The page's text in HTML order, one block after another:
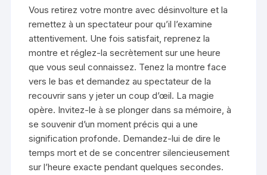
Vous retirez votre montre avec désinvolture et la
remettez à un spectateur pour qu’il l’examine
attentivement. Une fois satisfait, reprenez la
montre et réglez-la secrètement sur une heure
que vous seul connaissez. Tenez la montre face
vers le bas et demandez au spectateur de la
recouvrir sans y jeter un coup d’œil. La magie
opère. Invitez-le à se plonger dans sa mémoire, à
se souvenir d’un moment précis qui a une
signification profonde. Demandez-lui de dire le
temps mort et de se concentrer silencieusement
sur l’heure exacte pendant quelques secondes.